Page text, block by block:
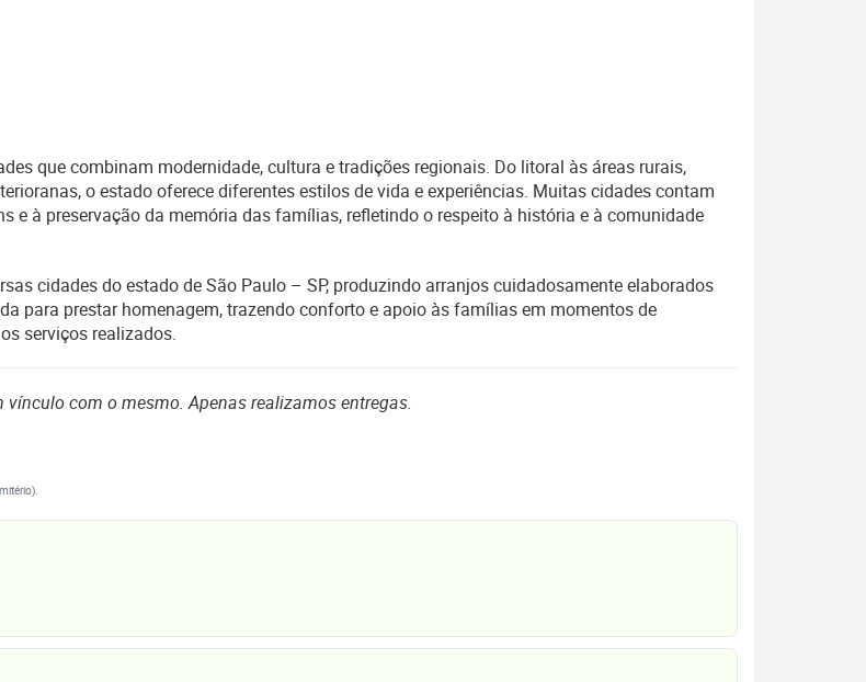
que combinam modernidade, cultura e tradições regionais. Do litoral às áreas rurais,
o estado oferece diferentes estilos de vida e experiências. Muitas cidades contam
e à preservação da memória das famílias, refletindo o respeito à história e à comunidade
cidades do estado de São Paulo – SP, produzindo arranjos cuidadosamente elaborados
para prestar homenagem, trazendo conforto e apoio às famílias em momentos de
serviços realizados.
com o mesmo. Apenas realizamos entregas.